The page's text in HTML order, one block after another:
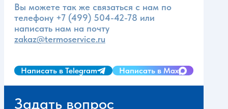
Вы можете так же связаться с нам по
телефону +7 (499) 504-42-78 или
написать нам на почту
zakaz@termoservice.ru
Написать в Telegram Написать в Max
Задать вопрос